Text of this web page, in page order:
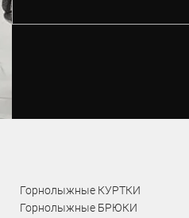
Горнолыжные КУРТКИ
Горнолыжные БРЮКИ